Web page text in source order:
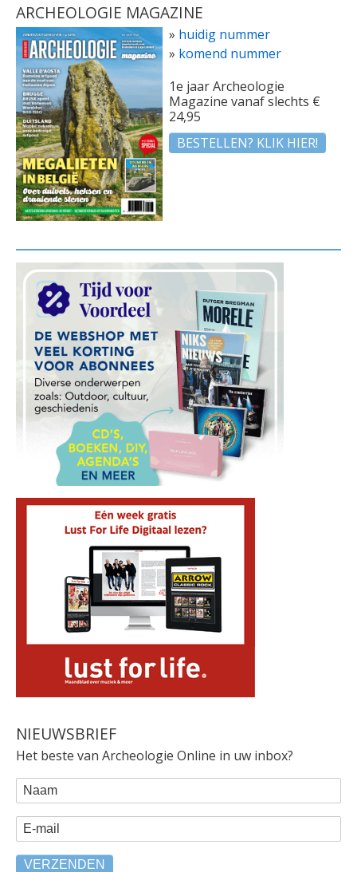
ARCHEOLOGIE MAGAZINE
» huidig nummer
» komend nummer
1e jaar Archeologie
Magazine vanaf slechts €
24,95
BESTELLEN? KLIK HIER!
NIEUWSBRIEF
Het beste van Archeologie Online in uw inbox?
WEBFORM
Naam
E-mail